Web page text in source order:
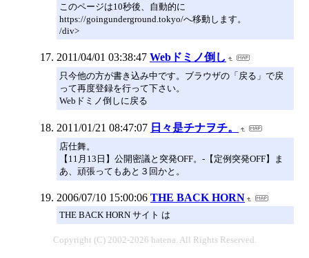
このページは10秒後、自動的に
https://goingunderground.tokyo/へ移動します。
/div>
2011/04/01 03:38:47 Webドミノ倒し
只今他の方が書き込み中です。ブラウザの「戻る」で戻
って再度登録を行って下さい。
Webドミノ倒しに戻る
2011/01/21 08:47:07 日々是チナヲチ。
店仕舞。
【11月13日】公開密議と突発OFF。-【定例突発OFF】ま
あ、頑張ってもあと３回かと。
2006/07/10 15:00:06 THE BACK HORN
THE BACK HORN サイト は
Copyright (C) 2002-2026 hatena. All Rights Reserved.